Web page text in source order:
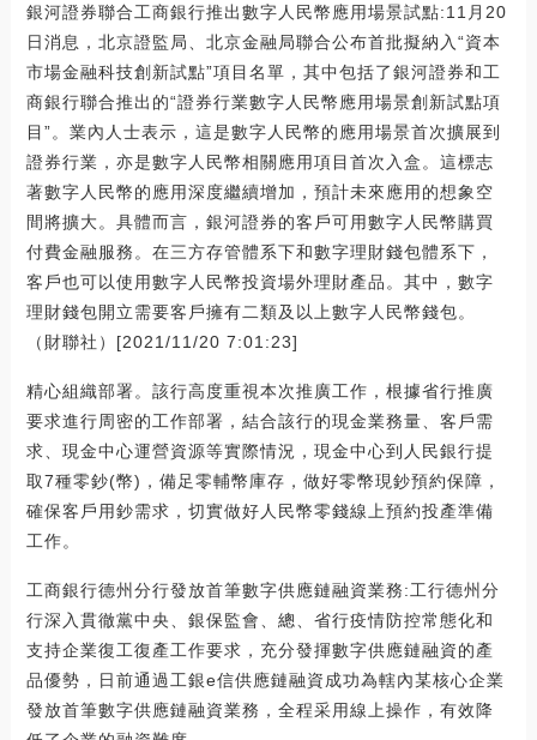
銀河證券聯合工商銀行推出數字人民幣應用場景試點:11月20
日消息，北京證監局、北京金融局聯合公布首批擬納入“資本
市場金融科技創新試點”項目名單，其中包括了銀河證券和工
商銀行聯合推出的“證券行業數字人民幣應用場景創新試點項
目”。業內人士表示，這是數字人民幣的應用場景首次擴展到
證券行業，亦是數字人民幣相關應用項目首次入盒。這標志
著數字人民幣的應用深度繼續增加，預計未來應用的想象空
間將擴大。具體而言，銀河證券的客戶可用數字人民幣購買
付費金融服務。在三方存管體系下和數字理財錢包體系下，
客戶也可以使用數字人民幣投資場外理財產品。其中，數字
理財錢包開立需要客戶擁有二類及以上數字人民幣錢包。
（財聯社）[2021/11/20 7:01:23]
精心組織部署。該行高度重視本次推廣工作，根據省行推廣
要求進行周密的工作部署，結合該行的現金業務量、客戶需
求、現金中心運營資源等實際情況，現金中心到人民銀行提
取7種零鈔(幣)，備足零輔幣庫存，做好零幣現鈔預約保障，
確保客戶用鈔需求，切實做好人民幣零錢線上預約投產準備
工作。
工商銀行德州分行發放首筆數字供應鏈融資業務:工行德州分
行深入貫徹黨中央、銀保監會、總、省行疫情防控常態化和
支持企業復工復產工作要求，充分發揮數字供應鏈融資的產
品優勢，日前通過工銀e信供應鏈融資成功為轄內某核心企業
發放首筆數字供應鏈融資業務，全程采用線上操作，有效降